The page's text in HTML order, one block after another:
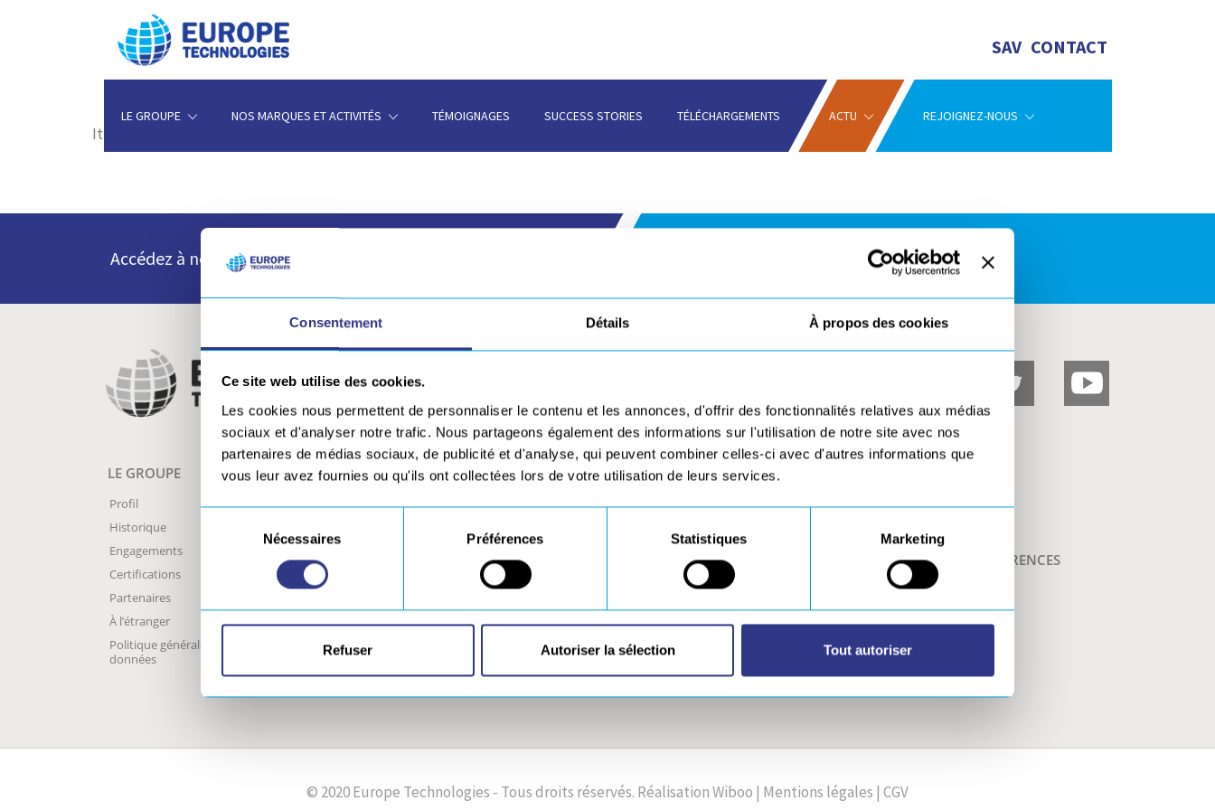
Consentement Détails À propos des cookies
Ce site web utilise des cookies.
Les cookies nous permettent de personnaliser le contenu et les annonces, d'offrir des fonctionnalités relatives aux médias
sociaux et d'analyser notre trafic. Nous partageons également des informations sur l'utilisation de notre site avec nos
partenaires de médias sociaux, de publicité et d'analyse, qui peuvent combiner celles-ci avec d'autres informations que
vous leur avez fournies ou qu'ils ont collectées lors de votre utilisation de leurs services.
consentement
Nécessaires Préférences Statistiques Marketing
Refuser Autoriser la sélection Tout autoriser
SAV CONTACT
LE GROUPE NOS MARQUES ET ACTIVITÉS TÉMOIGNAGES SUCCESS STORIES TÉLÉCHARGEMENTS ACTU REJOIGNEZ-NOUS
It seems we can’t find what you’re looking for. Perhaps searching can help.
Accédez à notre espace talents et découvrez nos offres REJOIGNEZ NOUS !
LE GROUPE
Profil
Historique
Engagements
Certifications
Partenaires
À l’étranger
Politique générale de protection des
données
NOS MARQUES ET ACTIVITÉS
A2I
SERVISOUD
SONATS
REJOIGNEZ-NOUS
Travailler chez Europe Technologies
CONTACT
TÉMOIGNAGES ET RÉFÉRENCES
SUCCESS STORIES
SALONS
© 2020 Europe Technologies - Tous droits réservés. RéalisationWiboo | Mentions légales | CGV